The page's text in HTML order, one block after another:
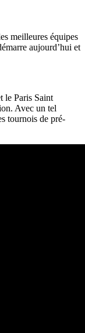
meilleures équipes
aujourd’hui et
le Paris Saint
Avec un tel
tournois de pré-